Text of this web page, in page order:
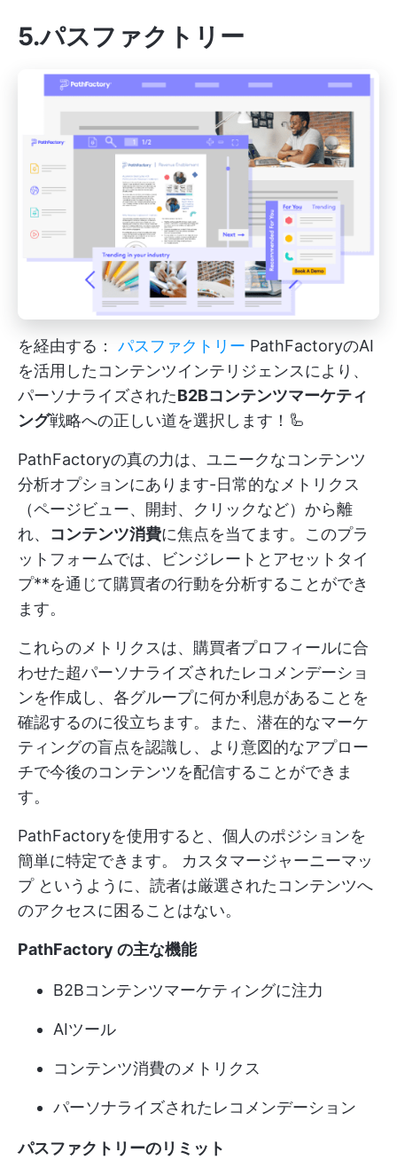
5.パスファクトリー
を経由する： パスファクトリー PathFactoryのAI
を活用したコンテンツインテリジェンスにより、
パーソナライズされたB2Bコンテンツマーケティ
ング戦略への正しい道を選択します！🦾
PathFactoryの真の力は、ユニークなコンテンツ
分析オプションにあります-日常的なメトリクス
（ページビュー、開封、クリックなど）から離
れ、 コンテンツ消費に焦点を当てます。このプラ
ットフォームでは、ビンジレートとアセットタイ
プ**を通じて購買者の行動を分析することができ
ます。
これらのメトリクスは、購買者プロフィールに合
わせた超パーソナライズされたレコメンデーショ
ンを作成し、各グループに何か利息があることを
確認するのに役立ちます。また、潜在的なマーケ
ティングの盲点を認識し、より意図的なアプロー
チで今後のコンテンツを配信することができま
す。
PathFactoryを使用すると、個人のポジションを
簡単に特定できます。 カスタマージャーニーマッ
プというように、読者は厳選されたコンテンツへ
のアクセスに困ることはない。
PathFactory の主な機能
B2Bコンテンツマーケティングに注力
AIツール
コンテンツ消費のメトリクス
パーソナライズされたレコメンデーション
パスファクトリーのリミット